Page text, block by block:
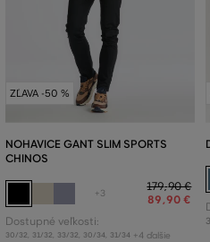
ZĽAVA -50 %
NOHAVICE GANT SLIM SPORTS
CHINOS
+3
179,90 €
89,90 €
Dostupné veľkosti:
30/32 31/32 33/32 30/34 31/34 +4 ďalšie